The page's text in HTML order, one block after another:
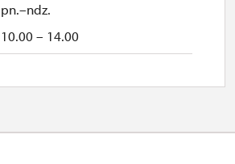
pn.–ndz.
10.00 – 14.00